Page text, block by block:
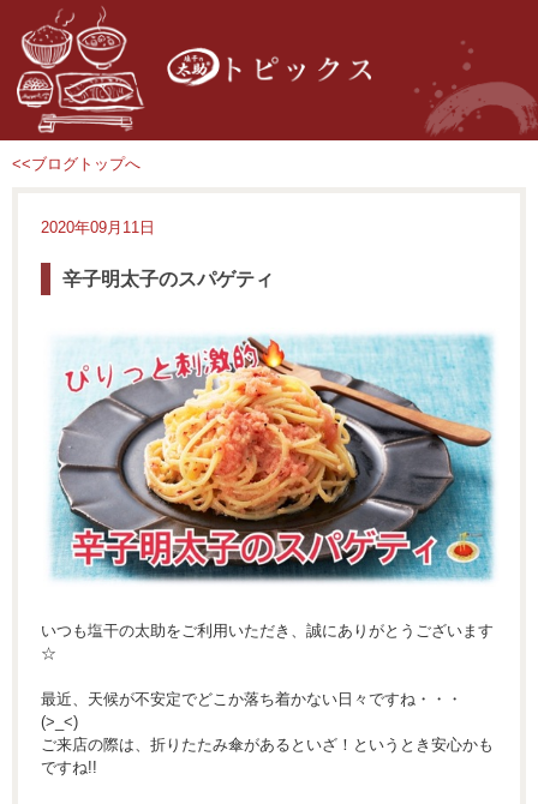
<<ブログトップへ
2020年09月11日
辛子明太子のスパゲティ
いつも塩干の太助をご利用いただき、誠にありがとうございます
☆
最近、天候が不安定でどこか落ち着かない日々ですね・・・
(>_<)
ご来店の際は、折りたたみ傘があるといざ！というとき安心かも
ですね!!